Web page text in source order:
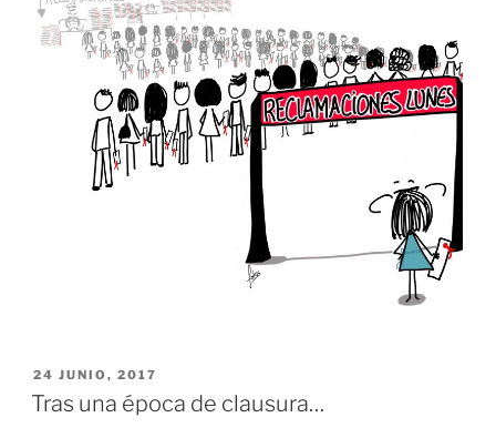
PUBLICADO
EL
24 JUNIO, 2017
Tras una época de clausura…